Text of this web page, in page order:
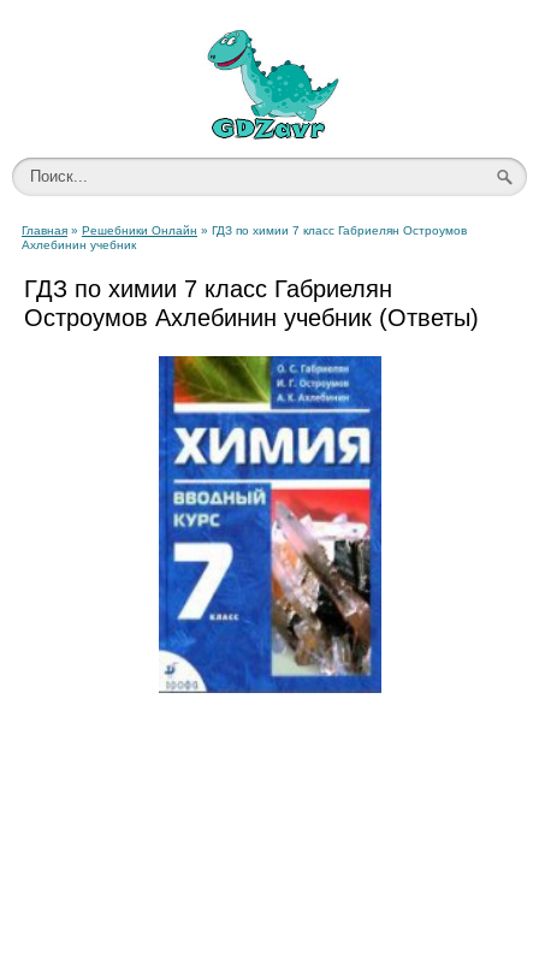
Главная » Решебники Онлайн » ГДЗ по химии 7 класс Габриелян Остроумов
Ахлебинин учебник
ГДЗ по химии 7 класс Габриелян
Остроумов Ахлебинин учебник (Ответы)